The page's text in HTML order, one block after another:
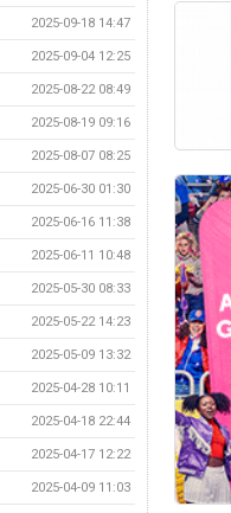
2025-09-18 14:47
2025-09-04 12:25
2025-08-22 08:49
2025-08-19 09:16
2025-08-07 08:25
2025-06-30 01:30
2025-06-16 11:38
2025-06-11 10:48
2025-05-30 08:33
2025-05-22 14:23
2025-05-09 13:32
2025-04-28 10:11
2025-04-18 22:44
2025-04-17 12:22
2025-04-09 11:03